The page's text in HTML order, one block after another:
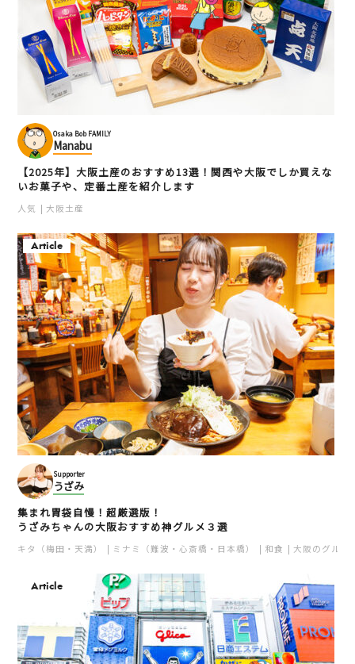
Osaka Bob FAMILY
Manabu
【2025年】大阪土産のおすすめ13選！関西や大阪でしか買えな
いお菓子や、定番土産を紹介します
人気 大阪土産
Article
Supporter
うざみ
集まれ胃袋自慢！超厳選版！
うざみちゃんの大阪おすすめ神グルメ３選
キタ（梅田・天満） ミナミ（難波・心斎橋・日本橋） 和食 大阪のグルメ
Article